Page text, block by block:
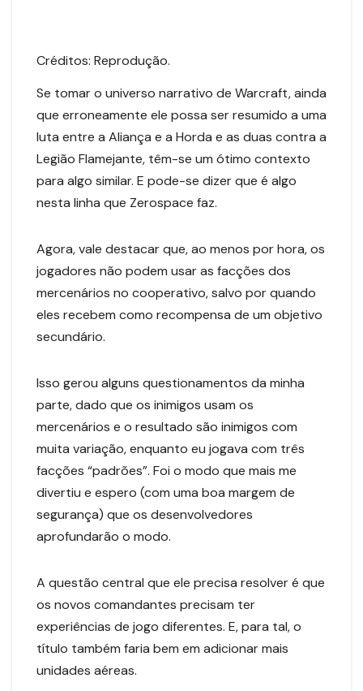
Créditos: Reprodução.
Se tomar o universo narrativo de Warcraft, ainda
que erroneamente ele possa ser resumido a uma
luta entre a Aliança e a Horda e as duas contra a
Legião Flamejante, têm-se um ótimo contexto
para algo similar. E pode-se dizer que é algo
nesta linha que Zerospace faz.
Agora, vale destacar que, ao menos por hora, os
jogadores não podem usar as facções dos
mercenários no cooperativo, salvo por quando
eles recebem como recompensa de um objetivo
secundário.
Isso gerou alguns questionamentos da minha
parte, dado que os inimigos usam os
mercenários e o resultado são inimigos com
muita variação, enquanto eu jogava com três
facções “padrões”. Foi o modo que mais me
divertiu e espero (com uma boa margem de
segurança) que os desenvolvedores
aprofundarão o modo.
A questão central que ele precisa resolver é que
os novos comandantes precisam ter
experiências de jogo diferentes. E, para tal, o
título também faria bem em adicionar mais
unidades aéreas.